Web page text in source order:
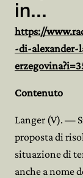
Partecipa
in...
https://
-di-alexander-
Contenuto
Langer (V). —
proposta di
situazione di
anche a nome